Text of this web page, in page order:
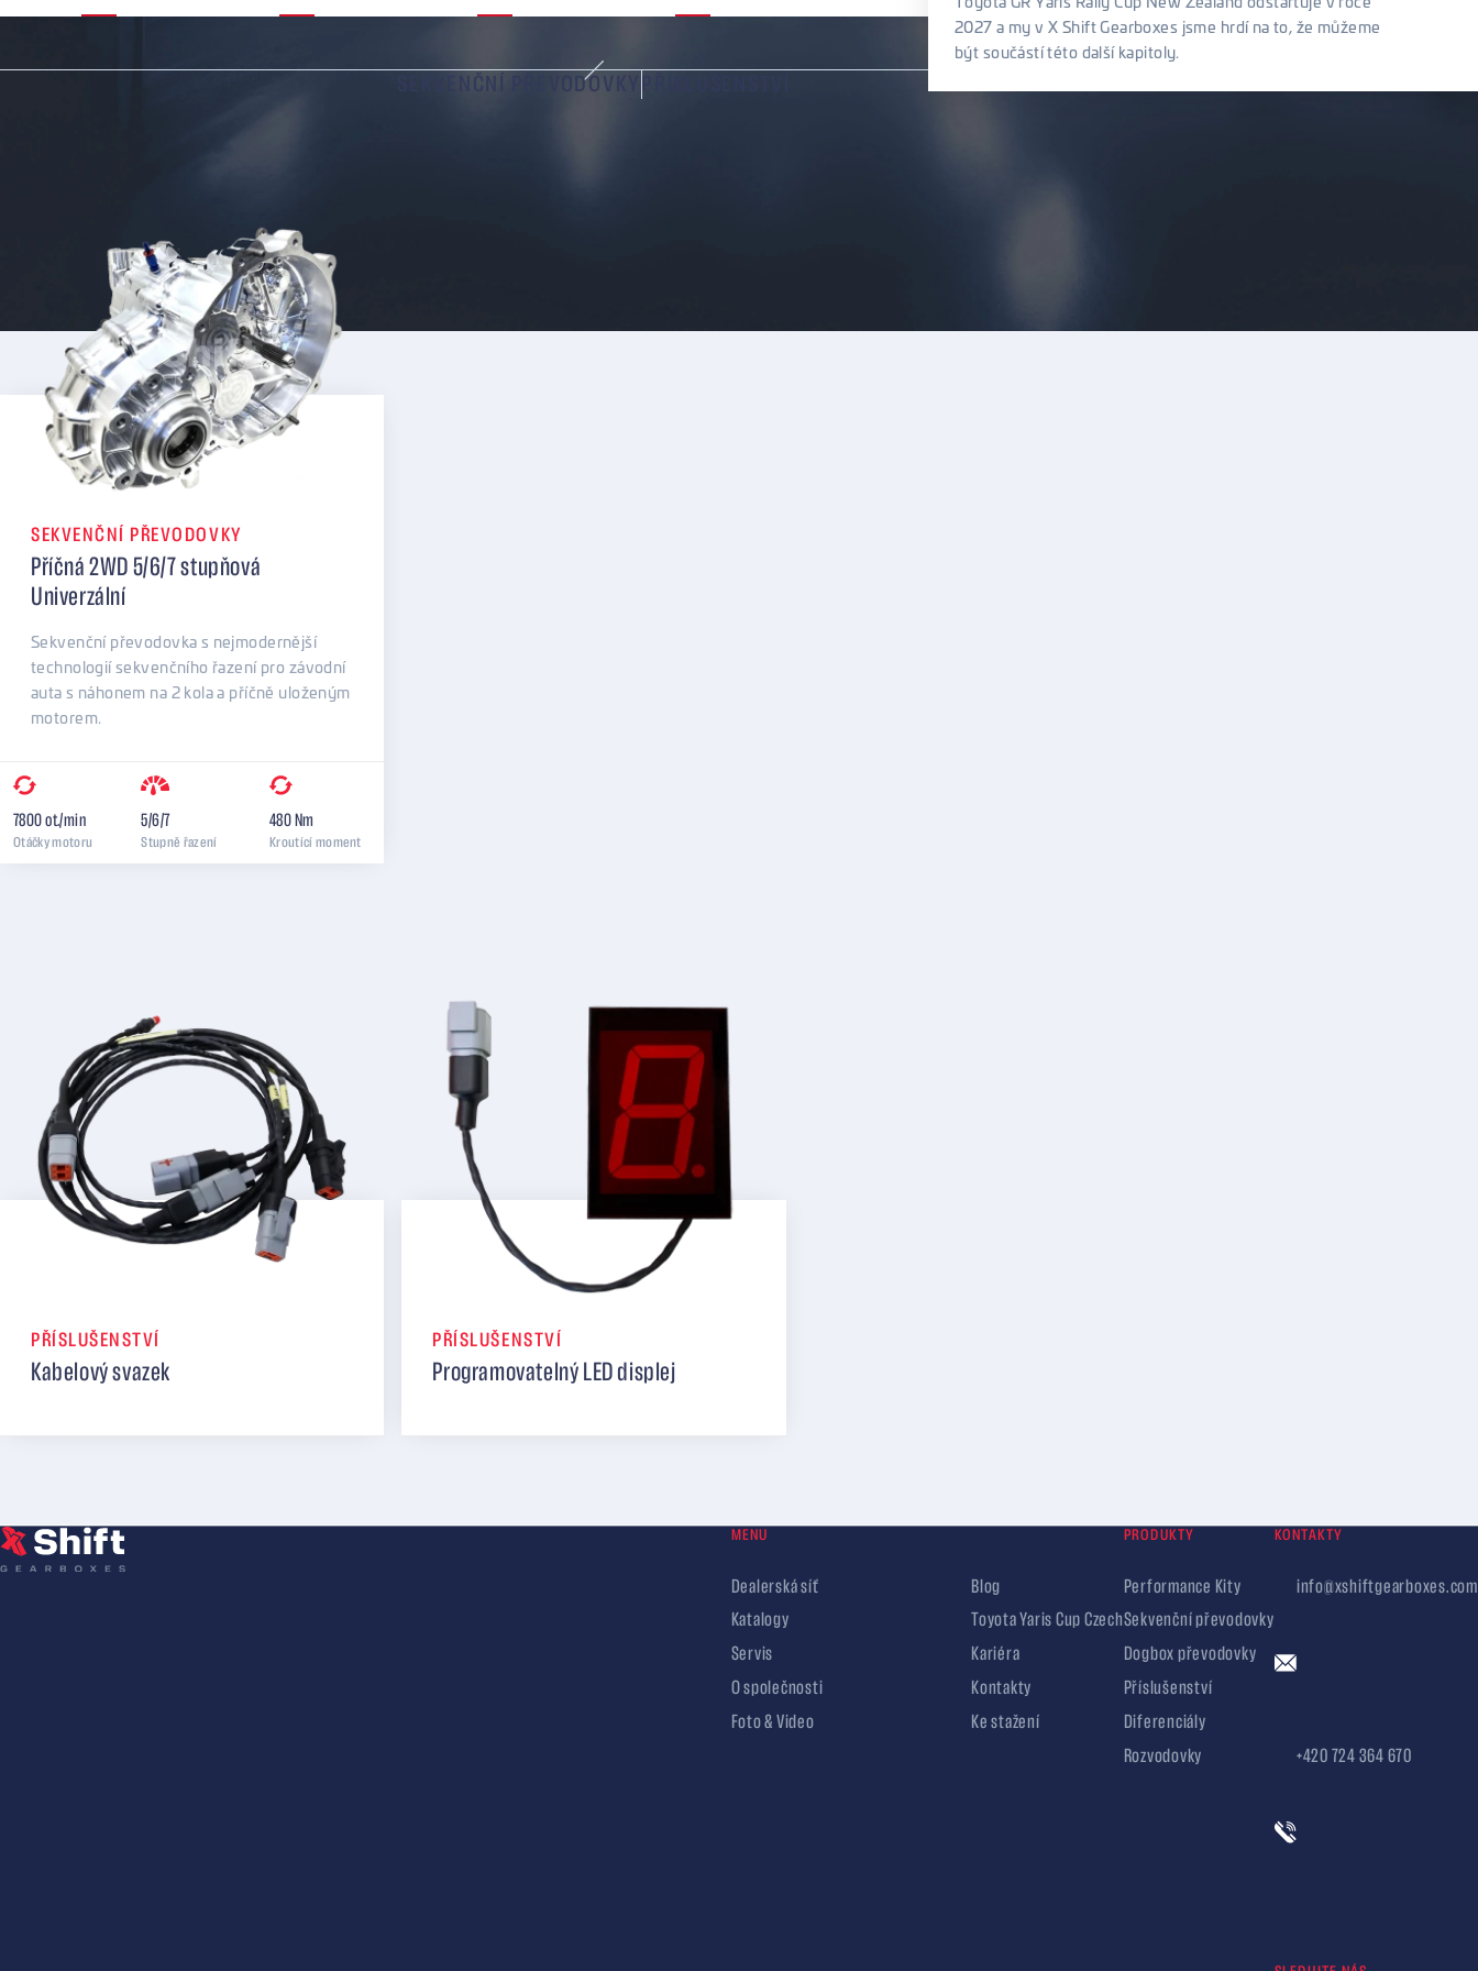
SEKVENČNÍ PŘEVODOVKY
SEKVENČNÍ PŘEVODOVKY
Příčná 2WD 5/6/7 stupňová
Univerzální
Sekvenční převodovka s nejmodernější
technologií sekvenčního řazení pro závodní
auta s náhonem na 2 kola a příčně uloženým
motorem.
7800ot./min
Otáčky motoru
5/6/7
Stupně řazení
480 Nm
Kroutící moment
PŘÍSLUŠENSTVÍ
Kabelový svazek
PŘÍSLUŠENSTVÍ
Programovatelný LED displej
MENU
Dealerská síť
Katalogy
Servis
O společnosti
Foto & Video
Blog
Toyota Yaris Cup Czech
Kariéra
Kontakty
Ke stažení
PRODUKTY
Performance Kity
Sekvenční převodovky
Dogbox převodovky
Příslušenství
Diferenciály
Rozvodovky
KONTAKTY
info@xshiftgearboxes.com
+420 724 364 670
Nový
Zéland
2027 a my v X Shift Gearboxes jsme hrdí na to, že můžeme
být součástí této další kapitoly.